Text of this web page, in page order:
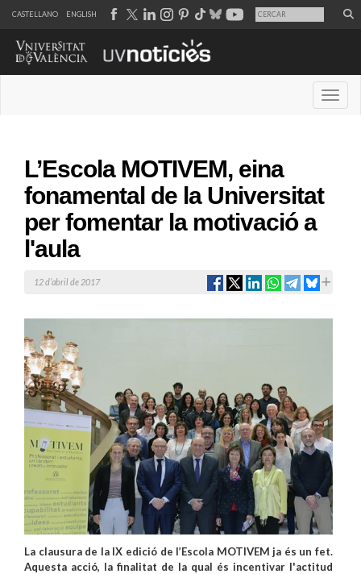
CASTELLANO ENGLISH
L’Escola MOTIVEM, eina
fonamental de la Universitat
per fomentar la motivació a
l'aula
12 d’abril de 2017
La clausura de la IX edició de l’Escola MOTIVEM ja és un fet.
Aquesta acció, la finalitat de la qual és incentivar l'actitud